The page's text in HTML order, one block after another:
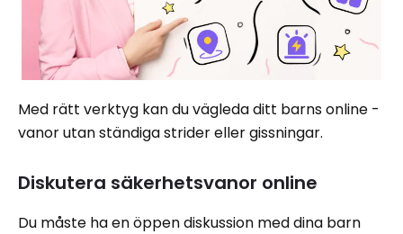
Med rätt verktyg kan du vägleda ditt barns online -
vanor utan ständiga strider eller gissningar.
Diskutera säkerhetsvanor online
Du måste ha en öppen diskussion med dina barn